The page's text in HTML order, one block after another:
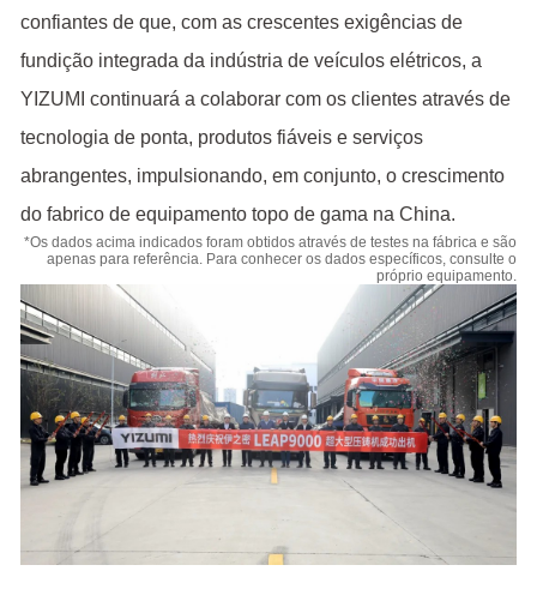
confiantes de que, com as crescentes exigências de
fundição integrada da indústria de veículos elétricos, a
YIZUMI continuará a colaborar com os clientes através de
tecnologia de ponta, produtos fiáveis e serviços
abrangentes, impulsionando, em conjunto, o crescimento
do fabrico de equipamento topo de gama na China.
*Os dados acima indicados foram obtidos através de testes na fábrica e são
apenas para referência. Para conhecer os dados específicos, consulte o
próprio equipamento.